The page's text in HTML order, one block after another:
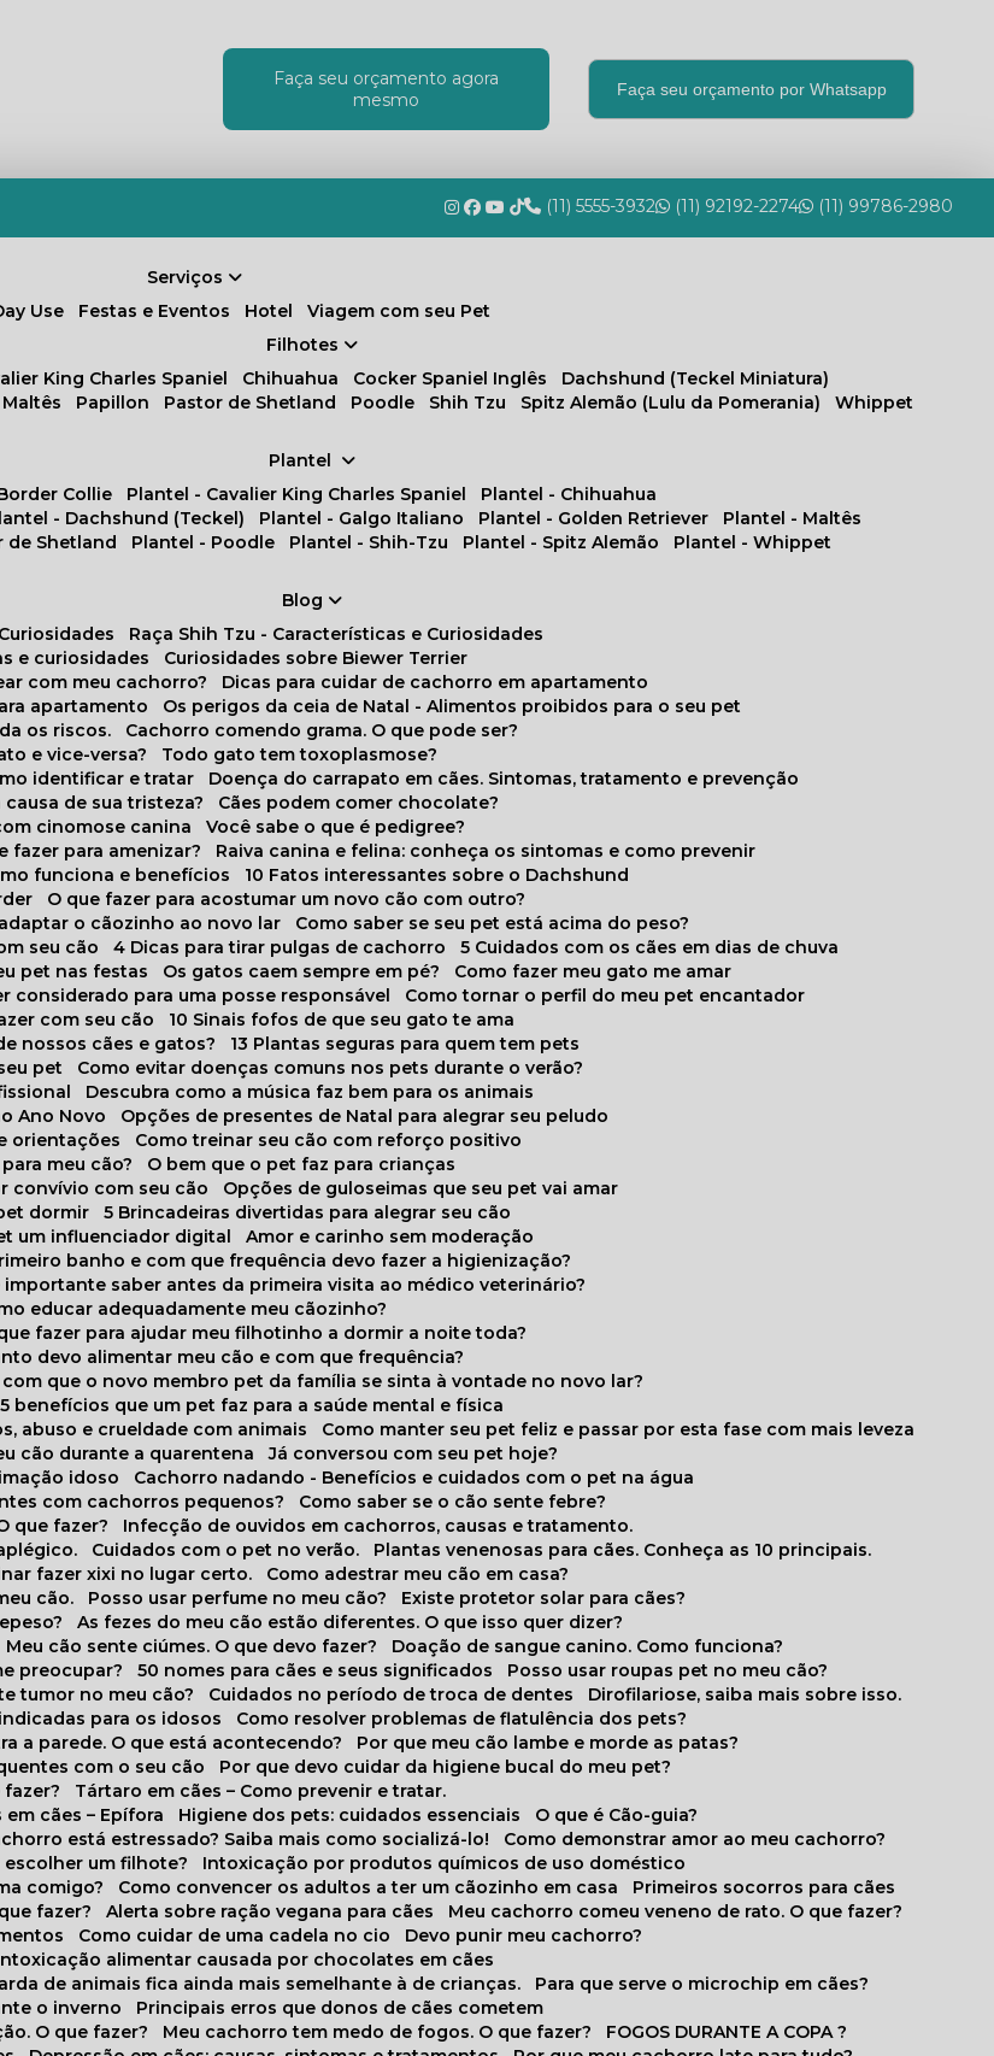
Faça seu orçamento agora
mesmo
Faça seu orçamento por Whatsapp
(11) 5555-3932 (11) 92192-2274 (11) 99786-2980
Plantel
Collie Plantel - Cavalier King Charles Spaniel
Plantel - Chihuahua
Plantel - Dachshund (Teckel) Plantel - Galgo Italiano Plantel - Golden Retriever
Plantel - Maltês
de Shetland Plantel - Poodle Plantel - Shih-Tzu Plantel - Spitz Alemão
Plantel - Whippet
Blog
Raça Shih Tzu - Características e Curiosidades
e curiosidades
Curiosidades sobre Biewer Terrier
com meu cachorro?
Dicas para cuidar de cachorro em apartamento
apartamento
Os perigos da ceia de Natal - Alimentos proibidos para o seu pet
os riscos.
Cachorro comendo grama. O que pode ser?
e vice-versa?
Todo gato tem toxoplasmose?
identificar e tratar
Doença do carrapato em cães. Sintomas, tratamento e prevenção
causa de sua tristeza?
Cães podem comer chocolate?
cinomose canina
Você sabe o que é pedigree?
fazer para amenizar?
Raiva canina e felina: conheça os sintomas e como prevenir
funciona e benefícios
10 Fatos interessantes sobre o Dachshund
O que fazer para acostumar um novo cão com outro?
adaptar o cãozinho ao novo lar
Como saber se seu pet está acima do peso?
seu cão
4 Dicas para tirar pulgas de cachorro
5 Cuidados com os cães em dias de chuva
pet nas festas
Os gatos caem sempre em pé?
Como fazer meu gato me amar
considerado para uma posse responsável
Como tornar o perfil do meu pet encantador
com seu cão
10 Sinais fofos de que seu gato te ama
nossos cães e gatos?
13 Plantas seguras para quem tem pets
pet
Como evitar doenças comuns nos pets durante o verão?
Descubra como a música faz bem para os animais
Ano Novo
Opções de presentes de Natal para alegrar seu peludo
orientações
Como treinar seu cão com reforço positivo
meu cão?
O bem que o pet faz para crianças
convívio com seu cão
Opções de guloseimas que seu pet vai amar
dormir
5 Brincadeiras divertidas para alegrar seu cão
um influenciador digital
Amor e carinho sem moderação
banho e com que frequência devo fazer a higienização?
importante saber antes da primeira visita ao médico veterinário?
educar adequadamente meu cãozinho?
fazer para ajudar meu filhotinho a dormir a noite toda?
devo alimentar meu cão e com que frequência?
com que o novo membro pet da família se sinta à vontade no novo lar?
benefícios que um pet faz para a saúde mental e física
abuso e crueldade com animais
Como manter seu pet feliz e passar por esta fase com mais leveza
cão durante a quarentena
Já conversou com seu pet hoje?
idoso
Cachorro nadando - Benefícios e cuidados com o pet na água
com cachorros pequenos?
Como saber se o cão sente febre?
que fazer?
Infecção de ouvidos em cachorros, causas e tratamento.
Cuidados com o pet no verão.
Plantas venenosas para cães. Conheça as 10 principais.
fazer xixi no lugar certo.
Como adestrar meu cão em casa?
cão.
Posso usar perfume no meu cão?
Existe protetor solar para cães?
As fezes do meu cão estão diferentes. O que isso quer dizer?
Meu cão sente ciúmes. O que devo fazer?
Doação de sangue canino. Como funciona?
preocupar?
50 nomes para cães e seus significados
Posso usar roupas pet no meu cão?
tumor no meu cão?
Cuidados no período de troca de dentes
Dirofilariose, saiba mais sobre isso.
para os idosos
Como resolver problemas de flatulência dos pets?
a parede. O que está acontecendo?
Por que meu cão lambe e morde as patas?
com o seu cão
Por que devo cuidar da higiene bucal do meu pet?
fazer?
Tártaro em cães – Como prevenir e tratar.
em cães – Epífora
Higiene dos pets: cuidados essenciais
O que é Cão-guia?
está estressado? Saiba mais como socializá-lo!
Como demonstrar amor ao meu cachorro?
escolher um filhote?
Intoxicação por produtos químicos de uso doméstico
comigo?
Como convencer os adultos a ter um cãozinho em casa
Primeiros socorros para cães
fazer?
Alerta sobre ração vegana para cães
Meu cachorro comeu veneno de rato. O que fazer?
Como cuidar de uma cadela no cio
Devo punir meu cachorro?
Intoxicação alimentar causada por chocolates em cães
de animais fica ainda mais semelhante à de crianças.
Para que serve o microchip em cães?
o inverno
Principais erros que donos de cães cometem
O que fazer?
Meu cachorro tem medo de fogos. O que fazer?
FOGOS DURANTE A COPA ?
Serviços
Day Use Festas e Eventos Hotel
Viagem com seu Pet
Filhotes
King Charles Spaniel Chihuahua Cocker Spaniel Inglês
Dachshund (Teckel Miniatura)
Maltês Papillon Pastor de Shetland Poodle Shih Tzu Spitz Alemão (Lulu da Pomerania)
Whippet